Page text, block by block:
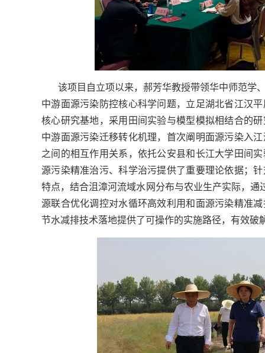
该项目自立项以来，郝芳华教授带领华中师范学
中游面源污染防控核心科学问题，立足湖北省江汉
核心研究基地，采用田间实验与模型模拟相结合的
中游面源污染迁移转化机理，首次阐明面源污染入
之间的相互作用关系，依托公安县和长江大学田间
源污染精准治污、科学治污提供了重要理论依据；
特点，结合沮漳河流域水网分布与农业生产实际，通
源联合优化调控对水循环高效利用和面源污染精准
节水减排技术落地提供了可操作的实施路径，有效破